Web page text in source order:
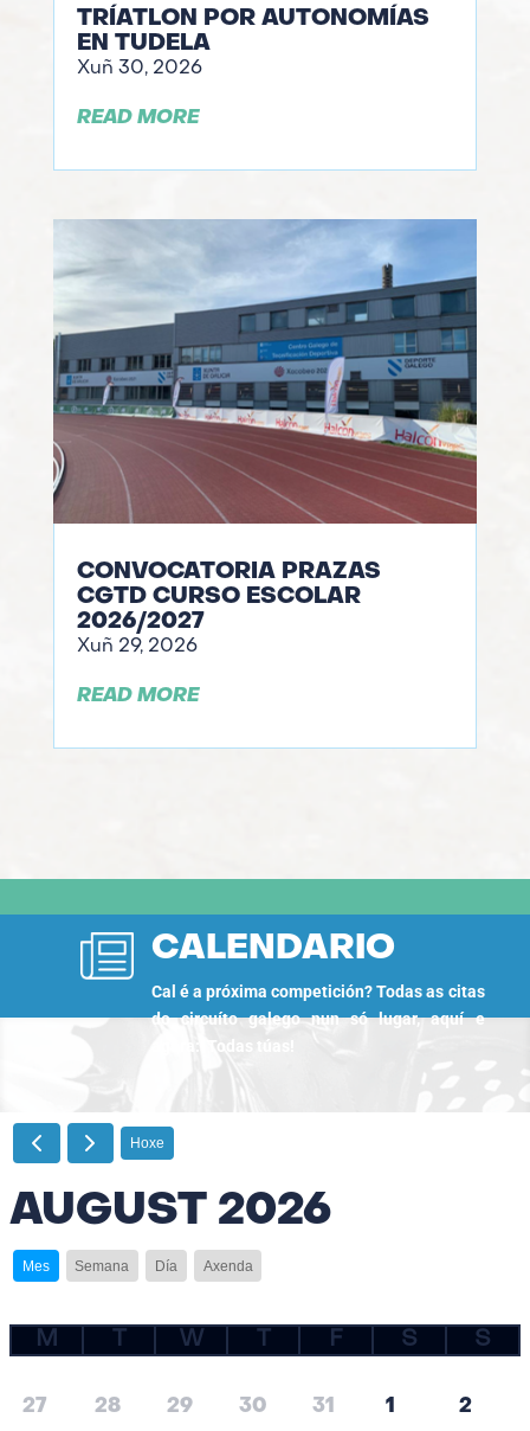
TRÍATLON POR AUTONOMÍAS
EN TUDELA
Xuñ 30, 2026
READ MORE
CONVOCATORIA PRAZAS
CGTD CURSO ESCOLAR
2026/2027
Xuñ 29, 2026
READ MORE
CALENDARIO
Cal é a próxima competición? Todas as citas
do circuíto galego nun só lugar, aquí e
agora: Todas túas!
Hoxe
AUGUST 2026
Mes Semana Día Axenda
M T W T F S S
27 28 29 30 31 1 2